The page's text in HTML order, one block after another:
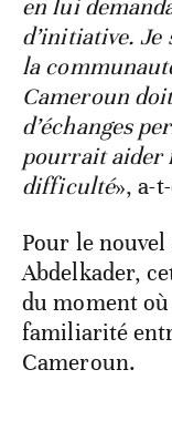
en lui
d’initiative. Je
la
Cameroun
d’échanges
pourrait aider
difficulté», a-
Pour le
Abdelkader,
du moment
familiarité
Cameroun.